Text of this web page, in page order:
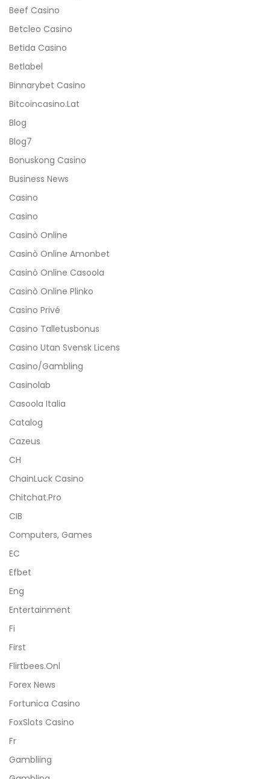
Beef Casino
Betcleo Casino
Betida Casino
Betlabel
Binnarybet Casino
Bitcoincasino.lat
Blog
Blog7
Bonuskong Casino
Business News
Casino
Casino
Casinò Online
Casinò Online Amonbet
Casinò Online Casoola
Casinò Online Plinko
Casino Privé
Casino Talletusbonus
Casino Utan Svensk Licens
Casino/gambling
Casinolab
Casoola Italia
Catalog
Cazeus
CH
ChainLuck Casino
Chitchat.pro
CIB
Computers, Games
EC
Efbet
Eng
Entertainment
Fi
First
Flirtbees.onl
Forex News
Fortunica Casino
FoxSlots Casino
Fr
Gambliing